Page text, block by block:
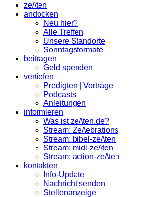
ze/\ten
andocken
Neu hier?
Alle Treffen
Unsere Standorte
Sonntagsformate
beitragen
Geld spenden
vertiefen
Predigten | Vorträge
Podcasts
Anleitungen
informieren
Was ist ze/\ten.de?
Stream: Ze/\ebrations
Stream: bibel-ze/\ten
Stream: midi-ze/\ten
Stream: action-ze/\ten
kontakten
Info-Update
Nachricht senden
Stellenanzeige